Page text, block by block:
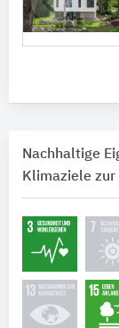
Nachhaltige
Klimaziele